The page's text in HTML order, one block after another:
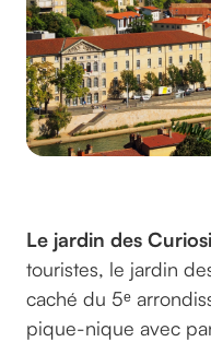
Le jardin des
touristes, le jardin
caché du 5ᵉ
pique-nique avec